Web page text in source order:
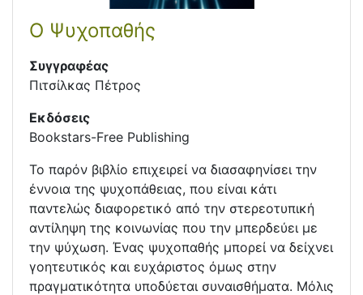
Ο Ψυχοπαθής
Συγγραφέας
Πιτσίλκας Πέτρος
Εκδόσεις
Bookstars-Free Publishing
Το παρόν βιβλίο επιχειρεί να διασαφηνίσει την
έννοια της ψυχοπάθειας, που είναι κάτι
παντελώς διαφορετικό από την στερεοτυπική
αντίληψη της κοινωνίας που την μπερδεύει με
την ψύχωση. Ένας ψυχοπαθής μπορεί να δείχνει
γοητευτικός και ευχάριστος όμως στην
πραγματικότητα υποδύεται συναισθήματα. Μόλις